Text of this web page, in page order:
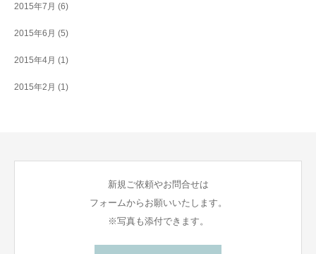
2015年7月 (6)
2015年6月 (5)
2015年4月 (1)
2015年2月 (1)
新規ご依頼やお問合せは
フォームからお願いいたします。
※写真も添付できます。